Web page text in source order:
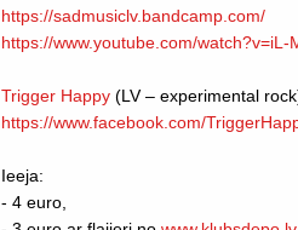
https://sadmusiclv.bandcamp.com/
https://www.youtube.com/watch?v=iL-
Trigger Happy (LV – experimental
https://www.facebook.com/
Ieeja:
- 4 euro,